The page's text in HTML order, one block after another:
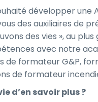
développer une
des auxiliaires de
des vies », au
avec notre
de formateur G&P,
de formateur
d’en savoir plus ?